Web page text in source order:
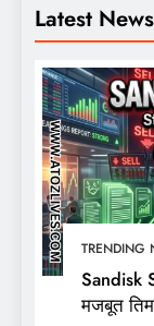
Latest News
TRENDING
Sandisk
मजबूत